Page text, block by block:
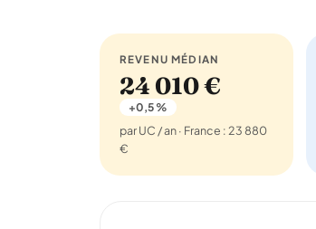
REVENU MÉDIAN
24 010 €
+0,5 %
par UC / an · France : 23 880
€